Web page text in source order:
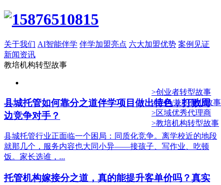
关于我们 AI智能伴学 伴学加盟亮点 六大加盟优势 案例见证
新闻资讯
教培机构转型故事
>创业者转型故事
>宝妈/兼职创业故事
>区域优秀代理商
>教培机构转型故事
县城托管如何靠分之道伴学项目做出特色，打败周
边竞争对手？
县城托管行业正面临一个困局：同质化竞争。离学校近的地段
就那几个，服务内容也大同小异——接孩子、写作业、吃顿
饭。家长选谁，...
托管机构嫁接分之道，真的能提升客单价吗？真实